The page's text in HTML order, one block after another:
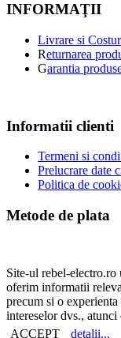
INFORMAŢII
Livrare si
Returnarea
Garantia
Informatii clienti
Termeni si
Prelucrare date
Politica de
Metode de plata
Site-ul rebel-electro.ro
oferim informatii
precum si o
intereselor dvs.,
ACCEPT
detalii...